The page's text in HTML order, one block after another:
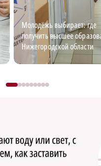
Молодёжь выбирает: где
получить высшее
Нижегородской области